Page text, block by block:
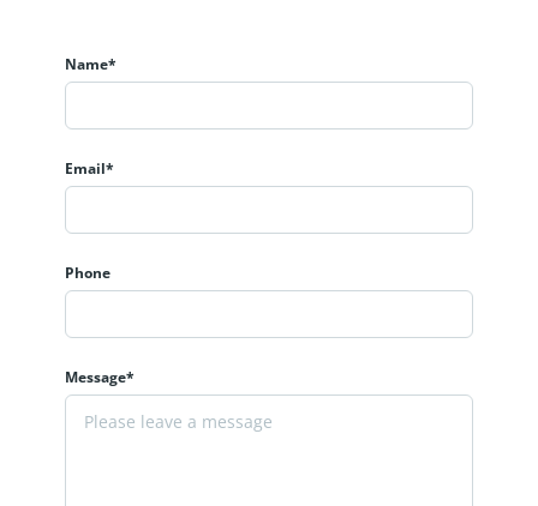
Name*
Email*
Phone
Message*